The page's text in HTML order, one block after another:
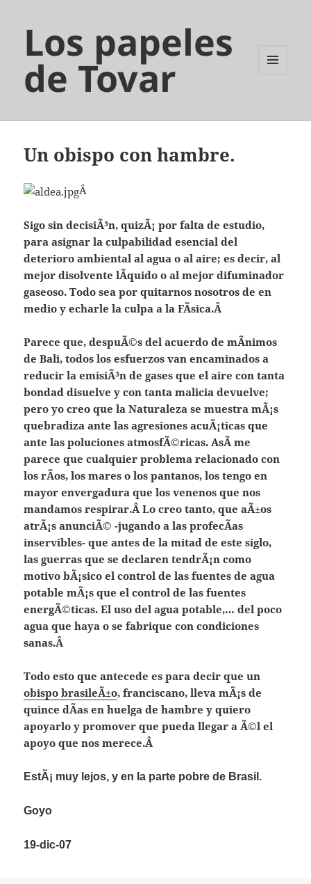
Los papeles
de Tovar
Un obispo con hambre.
Â
Sigo sin decisiÃ³n, quizÃ¡ por falta de estudio,
para asignar la culpabilidad esencial del
deterioro ambiental al agua o al aire; es decir, al
mejor disolvente lÃ­quido o al mejor difuminador
gaseoso. Todo sea por quitarnos nosotros de en
medio y echarle la culpa a la FÃ­sica.Â
Parece que, despuÃ©s del acuerdo de mÃ­nimos
de Bali, todos los esfuerzos van encaminados a
reducir la emisiÃ³n de gases que el aire con tanta
bondad disuelve y con tanta malicia devuelve;
pero yo creo que la Naturaleza se muestra mÃ¡s
quebradiza ante las agresiones acuÃ¡ticas que
ante las poluciones atmosfÃ©ricas. AsÃ­ me
parece que cualquier problema relacionado con
los rÃ­os, los mares o los pantanos, los tengo en
mayor envergadura que los venenos que nos
mandamos respirar.ÂLo creo tanto, que aÃ±os
atrÃ¡s anunciÃ© -jugando a las profecÃ­as
inservibles- que antes de la mitad de este siglo,
las guerras que se declaren tendrÃ¡n como
motivo bÃ¡sico el control de las fuentes de agua
potable mÃ¡s que el control de las fuentes
energÃ©ticas.El uso del agua potable,… del poco
agua que haya o se fabrique con condiciones
sanas.Â
Todo esto que antecede es para decir que un
obispo brasileÃ±o, franciscano, lleva mÃ¡s de
quince dÃ­as en huelga de hambre y quiero
apoyarlo y promover que pueda llegar a Ã©l el
apoyo que nos merece.Â
EstÃ¡ muy lejos, y en la parte pobre de Brasil.
Goyo
19-dic-07